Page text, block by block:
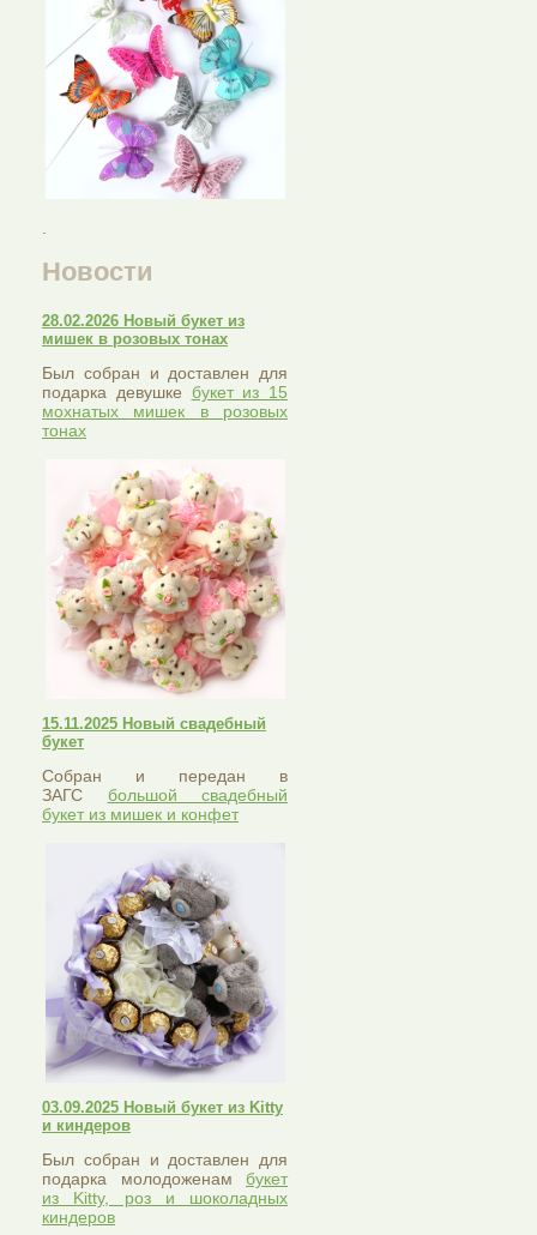
Новости
28.02.2026 Новый букет из
мишек в розовых тонах
Был собран и доставлен для
подарка девушке букет из 15
мохнатых мишек в розовых
тонах
15.11.2025 Новый свадебный
букет
Собран и передан в
ЗАГС большой свадебный
букет из мишек и конфет
03.09.2025 Новый букет из Kitty
и киндеров
Был собран и доставлен для
подарка молодоженам букет
из Kitty, роз и шоколадных
киндеров